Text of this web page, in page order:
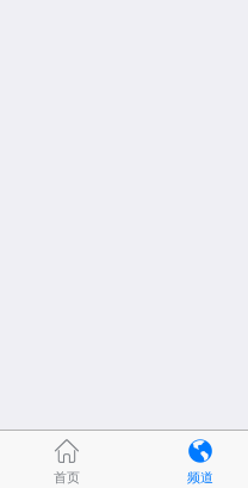
首页 频道